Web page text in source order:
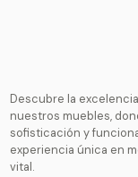
Descubre la
nuestros muebles,
sofisticación y
experiencia única en
vital.